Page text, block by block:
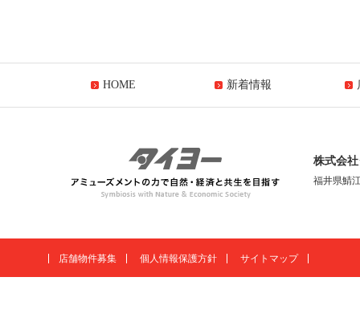
HOME 新着情報
株式会
福井県鯖
店舗物件募集 個人情報保護方針 サイトマップ